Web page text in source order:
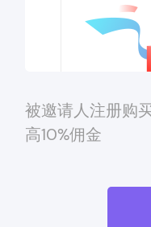
被邀请人注册购
高10%佣金